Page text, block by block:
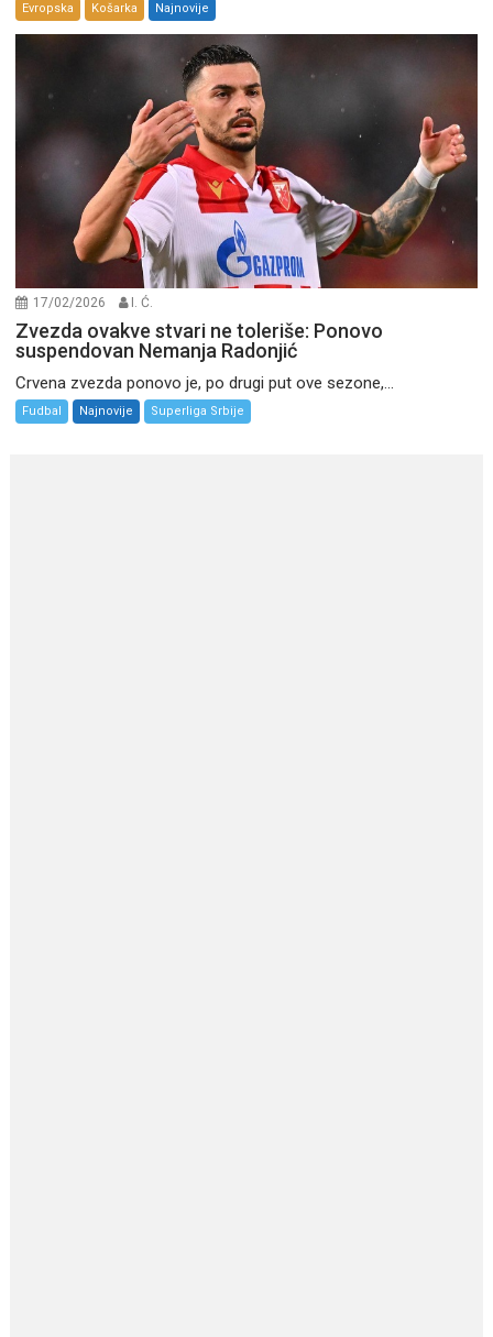
Evropska Košarka Najnovije
17/02/2026 I. Ć.
Zvezda ovakve stvari ne toleriše: Ponovo
suspendovan Nemanja Radonjić
Crvena zvezda ponovo je, po drugi put ove sezone,...
Fudbal Najnovije Superliga Srbije